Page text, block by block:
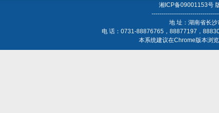
湘ICP备09001153号
地 址：湖南省长
电 话：0731-88876765，88877197，
本系统建议在Chrome版本浏